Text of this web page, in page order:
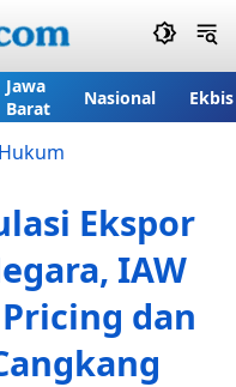
Jawa
Barat
Nasional Ekbis
Hukum
Ekspor
IAW
dan